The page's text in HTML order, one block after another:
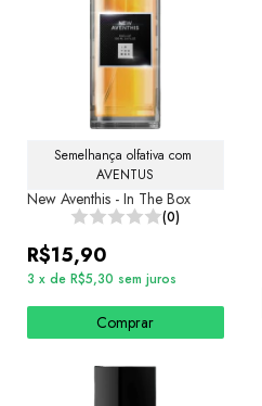
Semelhança olfativa com
AVENTUS
New Aventhis - In The Box
(0)
R$15,90
3 x de R$5,30 sem juros
Comprar